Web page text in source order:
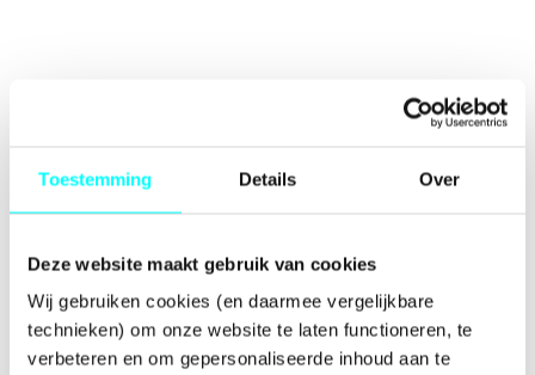
Toestemming Details Over
Deze website maakt gebruik van cookies
Wij gebruiken cookies (en daarmee vergelijkbare
technieken) om onze website te laten functioneren, te
verbeteren en om gepersonaliseerde inhoud aan te